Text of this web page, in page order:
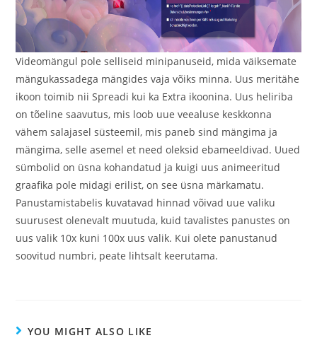
Videomängul pole selliseid minipanuseid, mida väiksemate
mängukassadega mängides vaja võiks minna. Uus meritähe
ikoon toimib nii Spreadi kui ka Extra ikoonina. Uus heliriba
on tõeline saavutus, mis loob uue veealuse keskkonna
vähem salajasel süsteemil, mis paneb sind mängima ja
mängima, selle asemel et need oleksid ebameeldivad. Uued
sümbolid on üsna kohandatud ja kuigi uus animeeritud
graafika pole midagi erilist, on see üsna märkamatu.
Panustamistabelis kuvatavad hinnad võivad uue valiku
suurusest olenevalt muutuda, kuid tavalistes panustes on
uus valik 10x kuni 100x uus valik. Kui olete panustanud
soovitud numbri, peate lihtsalt keerutama.
YOU MIGHT ALSO LIKE